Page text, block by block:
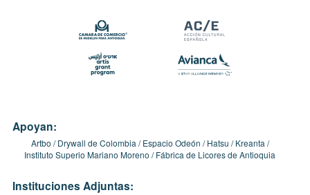
Apoyan:
Artbo Drywall de Colombia Espacio Odeón Hatsu
Kreanta
Instituto Superio Mariano Moreno
Fábrica de Licores de Antioquia
Instituciones Adjuntas: